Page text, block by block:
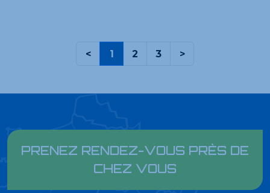
< 1 2 3 >
PRENEZ RENDEZ-VOUS PRÈS DE
CHEZ VOUS